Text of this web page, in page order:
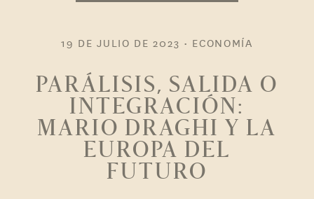
19 DE JULIO DE 2023 • ECONOMÍA
PARÁLISIS, SALIDA O
INTEGRACIÓN:
MARIO DRAGHI Y LA
EUROPA DEL
FUTURO